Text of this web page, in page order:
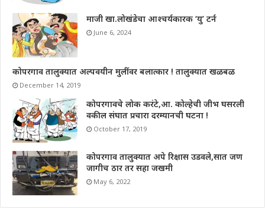
माजी खा.लोखंडेचा आश्चर्यकारक ‘यु’ टर्न
June 6, 2024
कोपरगाव तालुक्यात अल्पवयीन मुलींवर बलात्कार ! तालुक्यात खळबळ
December 14, 2019
कोपरगावचे लोक करंटे,आ. कोल्हेची जीभ घसरली
वकील संघात प्रचारा दरम्यानची घटना !
October 17, 2019
कोपरगाव तालुक्यात अपे रिक्षास उडवले,सात जण
जागीच ठार तर सहा जखमी
May 6, 2022